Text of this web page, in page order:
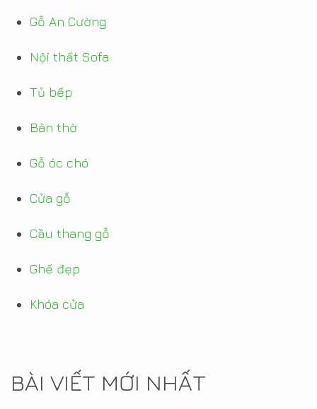
Gỗ An Cường
Nội thất Sofa
Tủ bếp
Bàn thờ
Gỗ óc chó
Cửa gỗ
Cầu thang gỗ
Ghế đẹp
Khóa cửa
BÀI VIẾT MỚI NHẤT